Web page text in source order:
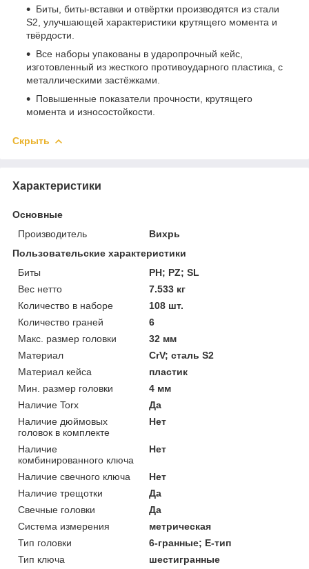
Биты, биты-вставки и отвёртки производятся из стали
S2, улучшающей характеристики крутящего момента и
твёрдости.
Все наборы упакованы в ударопрочный кейс,
изготовленный из жесткого противоударного пластика, с
металлическими застёжками.
Повышенные показатели прочности, крутящего
момента и износостойкости.
Скрыть
Характеристики
Основные
Производитель
Вихрь
Пользовательские характеристики
Биты
PH; PZ; SL
Вес нетто
7.533 кг
Количество в наборе
108 шт.
Количество граней
6
Макс. размер головки
32 мм
Материал
CrV; сталь S2
Материал кейса
пластик
Мин. размер головки
4 мм
Наличие Torx
Да
Наличие дюймовых
головок в комплекте
Нет
Наличие
комбинированного ключа
Нет
Наличие свечного ключа
Нет
Наличие трещотки
Да
Свечные головки
Да
Система измерения
метрическая
Тип головки
6-гранные; Е-тип
Тип ключа
шестигранные